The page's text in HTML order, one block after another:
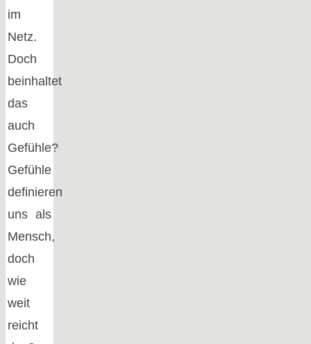
im
Netz.
Doch
beinhaltet
das
auch
Gefühle?
Gefühle
definieren
uns als
Mensch,
doch
wie
weit
reicht